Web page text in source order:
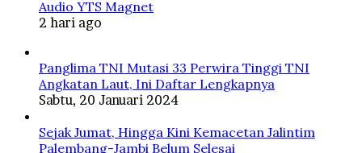
Audio YTS Magnet
2 hari ago
Panglima TNI Mutasi 33 Perwira Tinggi TNI
Angkatan Laut, Ini Daftar Lengkapnya
Sabtu, 20 Januari 2024
Sejak Jumat, Hingga Kini Kemacetan Jalintim
Palembang-Jambi Belum Selesai